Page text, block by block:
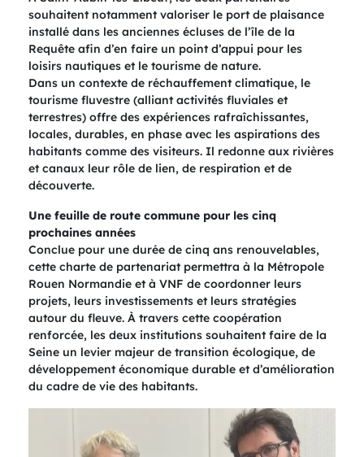
souhaitent notamment valoriser le port de plaisance
installé dans les anciennes écluses de l’île de la
Requête afin d’en faire un point d’appui pour les
loisirs nautiques et le tourisme de nature.
Dans un contexte de réchauffement climatique, le
tourisme fluvestre (alliant activités fluviales et
terrestres) offre des expériences rafraîchissantes,
locales, durables, en phase avec les aspirations des
habitants comme des visiteurs. Il redonne aux rivières
et canaux leur rôle de lien, de respiration et de
découverte.
Une feuille de route commune pour les cinq
prochaines années
Conclue pour une durée de cinq ans renouvelables,
cette charte de partenariat permettra à la Métropole
Rouen Normandie et à VNF de coordonner leurs
projets, leurs investissements et leurs stratégies
autour du fleuve. À travers cette coopération
renforcée, les deux institutions souhaitent faire de la
Seine un levier majeur de transition écologique, de
développement économique durable et d’amélioration
du cadre de vie des habitants.